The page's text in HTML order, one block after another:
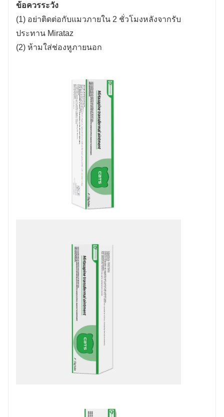
ข้อควรระวัง
(1) อย่าติดต่อกับแมวภายใน 2 ชั่วโมงหลังจากรับ
ประทาน Mirataz
(2) ห้ามใส่ช่องหูภายนอก